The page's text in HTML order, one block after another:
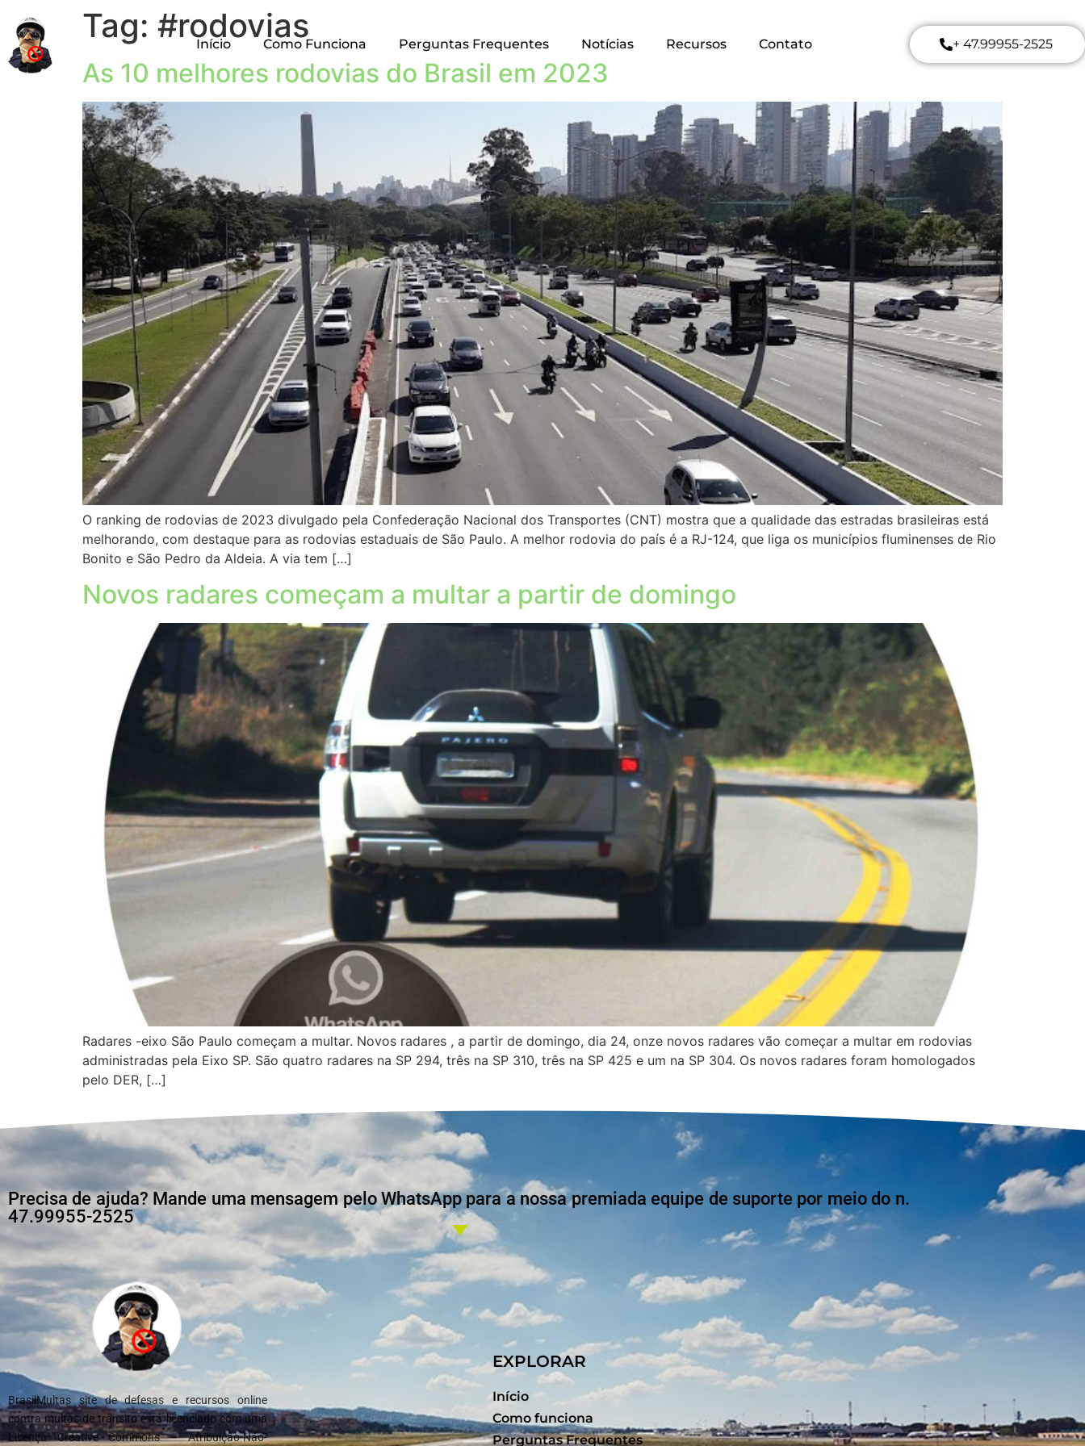
Início Como Funciona Perguntas Frequentes Notícias Recursos Contato + 47.99955-2525
Tag: #rodovias
As 10 melhores rodovias do Brasil em 2023
O ranking de rodovias de 2023 divulgado pela Confederação Nacional dos Transportes (CNT) mostra que a qualidade das estradas brasileiras está
melhorando, com destaque para as rodovias estaduais de São Paulo. A melhor rodovia do país é a RJ-124, que liga os municípios fluminenses de Rio
Bonito e São Pedro da Aldeia. A via tem […]
Novos radares começam a multar a partir de domingo
Radares -eixo São Paulo começam a multar. Novos radares , a partir de domingo, dia 24, onze novos radares vão começar a multar em rodovias
administradas pela Eixo SP. São quatro radares na SP 294, três na SP 310, três na SP 425 e um na SP 304. Os novos radares foram homologados
pelo DER, […]
Precisa de ajuda? Mande uma mensagem pelo WhatsApp para a nossa premiada equipe de suporte por meio do n.
47.99955-2525
BrasilMultas site de defesas e recursos online
contra multas de trânsito está licenciado com uma
Licença Creative Commons – Atribuição-Não-
EXPLORAR
Início
Como funciona
Perguntas Frequentes